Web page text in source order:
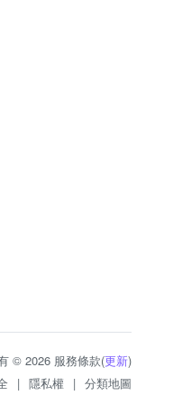
© 2026 服務條款(更新)
| 隱私權 | 分類地圖